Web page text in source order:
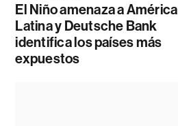
El Niño amenaza a América
Latina y Deutsche Bank
identifica los países más
expuestos